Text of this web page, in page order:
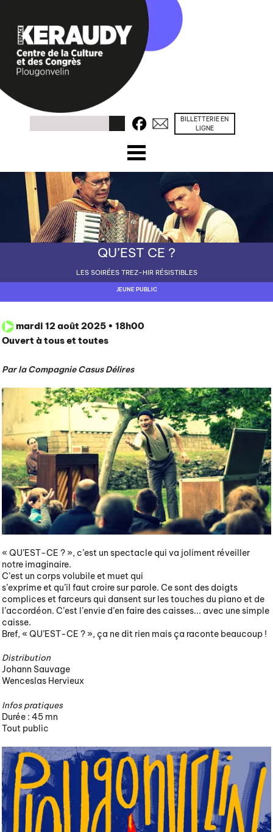
FacebookContactsBILLETTERIE EN
LIGNE
☰ Menu
ACCUEIL
PROGRAMME
CONGRÈS / SÉMINAIRES
PÔLE CULTUREL
QU’EST CE ?
LES SOIRÉES TREZ-HIR RÉSISTIBLES
JEUNE PUBLIC
mardi 12 août 2025 • 18h00
Ouvert à tous et toutes
Par la Compagnie Casus Délires
« QU’EST-CE ? », c’est un spectacle qui va joliment réveiller
notre imaginaire.
C’est un corps volubile et muet qui
s’exprime et qu’il faut croire sur parole. Ce sont des doigts
complices et farceurs qui dansent sur les touches du piano et de
l’accordéon. C’est l’envie d’en faire des caisses... avec une simple
caisse.
Bref, « QU’EST-CE ? », ça ne dit rien mais ça raconte beaucoup !
Distribution
Johann Sauvage
Wenceslas Hervieux
Infos pratiques
Durée : 45 mn
Tout public